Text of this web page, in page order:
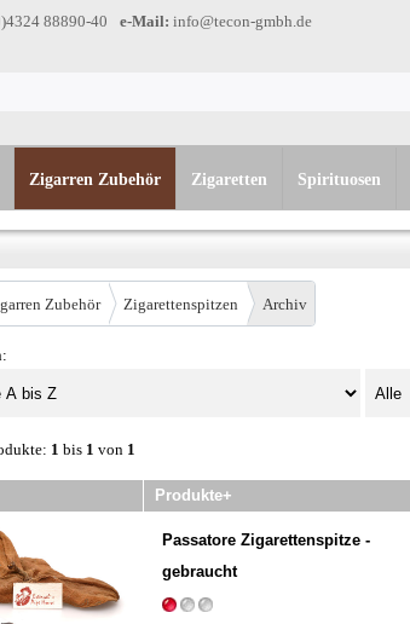
88890-40 e-Mail: info@tecon-gmbh.de
Zigarren Zubehör Zigaretten Spirituosen
Zubehör Zigarettenspitzen Archiv
1 bis 1 von 1
Produkte+
Passatore Zigarettenspitze -
gebraucht